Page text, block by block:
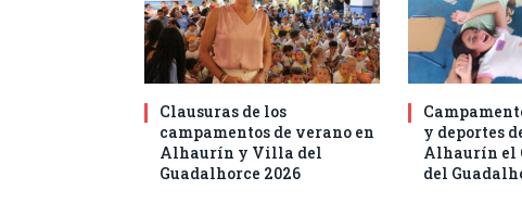
Clausuras de los
campamentos de verano en
Alhaurín y Villa del
Guadalhorce 2026
y deportes
Alhaurín el
del